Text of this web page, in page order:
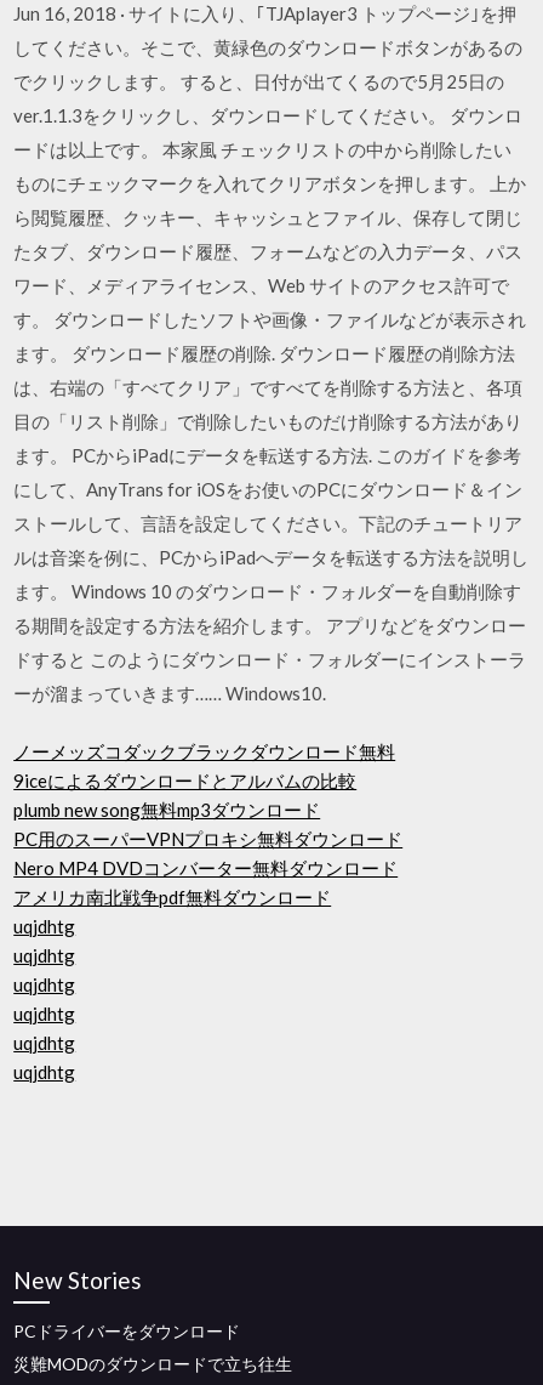
Jun 16, 2018 · サイトに入り、｢TJAplayer3 トップページ｣を押
してください。そこで、黄緑色のダウンロードボタンがあるの
でクリックします。 すると、日付が出てくるので5月25日の
ver.1.1.3をクリックし、ダウンロードしてください。 ダウンロ
ードは以上です。 本家風 チェックリストの中から削除したい
ものにチェックマークを入れてクリアボタンを押します。 上か
ら閲覧履歴、クッキー、キャッシュとファイル、保存して閉じ
たタブ、ダウンロード履歴、フォームなどの入力データ、パス
ワード、メディアライセンス、Web サイトのアクセス許可で
す。 ダウンロードしたソフトや画像・ファイルなどが表示され
ます。 ダウンロード履歴の削除. ダウンロード履歴の削除方法
は、右端の「すべてクリア」ですべてを削除する方法と、各項
目の「リスト削除」で削除したいものだけ削除する方法があり
ます。 PCからiPadにデータを転送する方法. このガイドを参考
にして、AnyTrans for iOSをお使いのPCにダウンロード＆イン
ストールして、言語を設定してください。下記のチュートリア
ルは音楽を例に、PCからiPadへデータを転送する方法を説明し
ます。 Windows 10 のダウンロード・フォルダーを自動削除す
る期間を設定する方法を紹介します。 アプリなどをダウンロー
ドすると このようにダウンロード・フォルダーにインストーラ
ーが溜まっていきます…… Windows10.
ノーメッズコダックブラックダウンロード無料
9iceによるダウンロードとアルバムの比較
plumb new song無料mp3ダウンロード
PC用のスーパーVPNプロキシ無料ダウンロード
Nero MP4 DVDコンバーター無料ダウンロード
アメリカ南北戦争pdf無料ダウンロード
uqjdhtg
uqjdhtg
uqjdhtg
uqjdhtg
uqjdhtg
uqjdhtg
New Stories
PCドライバーをダウンロード
災難MODのダウンロードで立ち往生